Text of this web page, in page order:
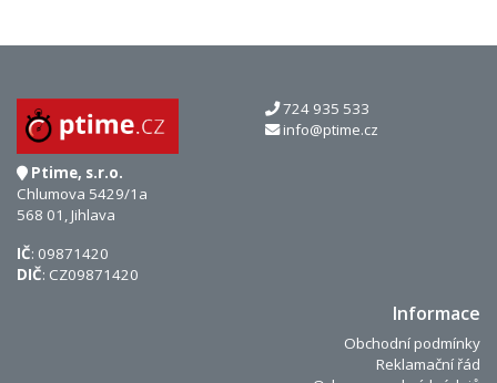
Ptime, s.r.o.
Chlumova 5429/1a
568 01, Jihlava
724 935 533
info@ptime.cz
IČ: 09871420
DIČ: CZ09871420
Informace
Obchodní podmínky
Reklamační řád